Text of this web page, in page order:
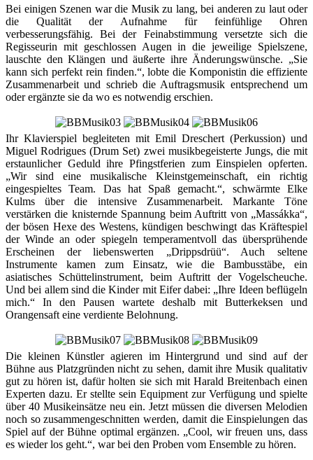
Bei einigen Szenen war die Musik zu lang, bei anderen zu laut oder
die Qualität der Aufnahme für feinfühlige Ohren
verbesserungsfähig. Bei der Feinabstimmung versetzte sich die
Regisseurin mit geschlossen Augen in die jeweilige Spielszene,
lauschte den Klängen und äußerte ihre Änderungswünsche. „Sie
kann sich perfekt rein finden.“, lobte die Komponistin die effiziente
Zusammenarbeit und schrieb die Auftragsmusik entsprechend um
oder ergänzte sie da wo es notwendig erschien.
Ihr Klavierspiel begleiteten mit Emil Dreschert (Perkussion) und
Miguel Rodrigues (Drum Set) zwei musikbegeisterte Jungs, die mit
erstaunlicher Geduld ihre Pfingstferien zum Einspielen opferten.
„Wir sind eine musikalische Kleinstgemeinschaft, ein richtig
eingespieltes Team. Das hat Spaß gemacht.“, schwärmte Elke
Kulms über die intensive Zusammenarbeit. Markante Töne
verstärken die knisternde Spannung beim Auftritt von „Massákka“,
der bösen Hexe des Westens, kündigen beschwingt das Kräftespiel
der Winde an oder spiegeln temperamentvoll das übersprühende
Erscheinen der liebenswerten „Drippsdrüü“. Auch seltene
Instrumente kamen zum Einsatz, wie die Bambusstäbe, ein
asiatisches Schüttelinstrument, beim Auftritt der Vogelscheuche.
Und bei allem sind die Kinder mit Eifer dabei: „Ihre Ideen beflügeln
mich.“ In den Pausen wartete deshalb mit Butterkeksen und
Orangensaft eine verdiente Belohnung.
Die kleinen Künstler agieren im Hintergrund und sind auf der
Bühne aus Platzgründen nicht zu sehen, damit ihre Musik qualitativ
gut zu hören ist, dafür holten sie sich mit Harald Breitenbach einen
Experten dazu. Er stellte sein Equipment zur Verfügung und spielte
über 40 Musikeinsätze neu ein. Jetzt müssen die diversen Melodien
noch so zusammengeschnitten werden, damit die Einspielungen das
Spiel auf der Bühne optimal ergänzen. „Cool, wir freuen uns, dass
es wieder los geht.“, war bei den Proben vom Ensemble zu hören.